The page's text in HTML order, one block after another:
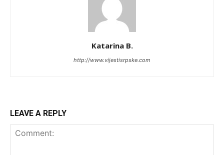
Katarina B.
http://www.vijestisrpske.com
LEAVE A REPLY